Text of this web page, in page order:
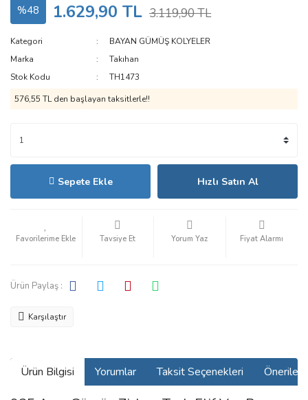
%48 1.629,90 TL 3.119,90 TL
Kategori
BAYAN GÜMÜŞ KOLYELER
Marka
Takıhan
Stok Kodu
TH1473
576,55 TL den başlayan taksitlerle!!
Sepete Ekle Hızlı Satın Al
Tavsiye Et Yorum Yaz Fiyat Alarmı
Ürün Paylaş :
Karşılaştır
Ürün Bilgisi Yorumlar Taksit Seçenekleri